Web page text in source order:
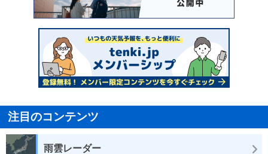
注目のコンテンツ
雨雲レーダー